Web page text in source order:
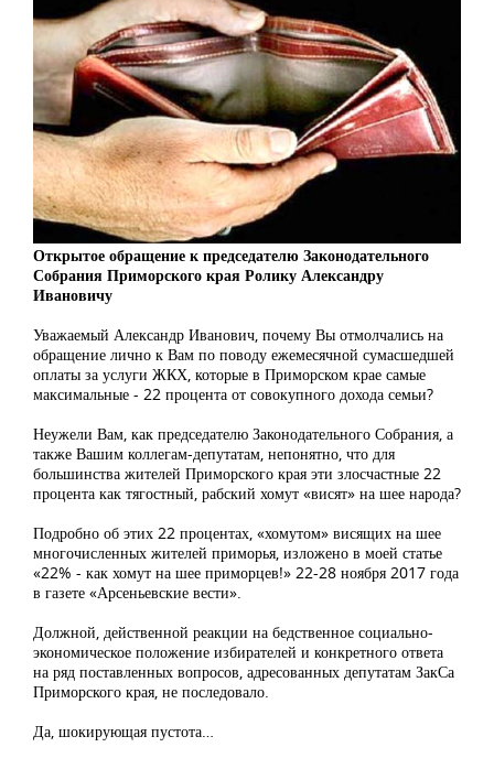
Открытое обращение к председателю Законодательного
Собрания Приморского края Ролику Александру
Ивановичу
Уважаемый Александр Иванович, почему Вы отмолчались на
обращение лично к Вам по поводу ежемесячной сумасшедшей
оплаты за услуги ЖКХ, которые в Приморском крае самые
максимальные - 22 процента от совокупного дохода семьи?
Неужели Вам, как председателю Законодательного Собрания, а
также Вашим коллегам-депутатам, непонятно, что для
большинства жителей Приморского края эти злосчастные 22
процента как тягостный, рабский хомут «висят» на шее народа?
Подробно об этих 22 процентах, «хомутом» висящих на шее
многочисленных жителей приморья, изложено в моей статье
«22% - как хомут на шее приморцев!» 22-28 ноября 2017 года
в газете «Арсеньевские вести».
Должной, действенной реакции на бедственное социально-
экономическое положение избирателей и конкретного ответа
на ряд поставленных вопросов, адресованных депутатам ЗакСа
Приморского края, не последовало.
Да, шокирующая пустота…